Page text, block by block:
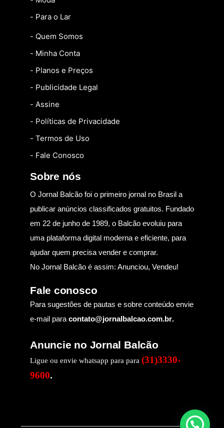
- Para o Lar
- Quem Somos
- Minha Conta
- Planos e Preços
- Publicidade Legal
- Assine
- Políticas de Privacidade
- Termos de Uso
- Fale Conosco
Sobre nós
O Jornal Balcão foi o primeiro jornal no Brasil a
publicar anúncios classificados gratuitos. Fundado
em 22 de junho de 1989, o Balcão evoluiu para
uma plataforma digital moderna e eficiente, para
ajudar quem precisa vender e comprar.
No Jornal Balcão é assim: Anunciou, Vendeu!
Fale conosco
Para sugestões de pautas e sobre conteúdo envie
e-mail para contato@jornalbalcao.com.br.
Anuncie no Jornal Balcão
Ligue ou envie whatsapp para para (31)3330-
9600.